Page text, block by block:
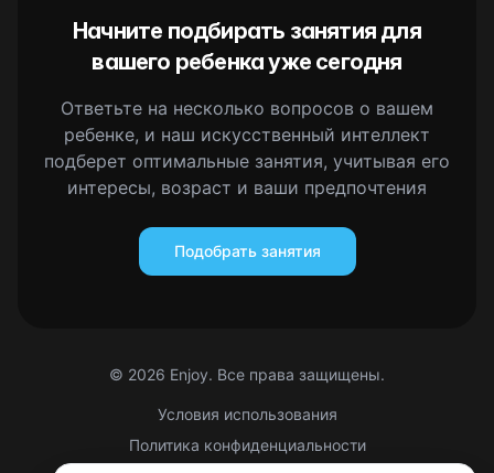
Начните подбирать занятия для
вашего ребенка уже сегодня
Ответьте на несколько вопросов о вашем
ребенке, и наш искусственный интеллект
подберет оптимальные занятия, учитывая его
интересы, возраст и ваши предпочтения
Подобрать занятия
© 2026 Enjoy. Все права защищены.
Условия использования
Политика конфиденциальности